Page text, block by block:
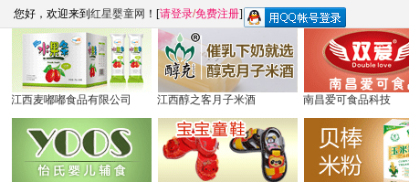
您好，欢迎来到 红星婴童网 ！[请登录/免费注册]
江西麦嘟嘟食品有限公司 江西醇之客月子米酒 南昌爱可食品科技